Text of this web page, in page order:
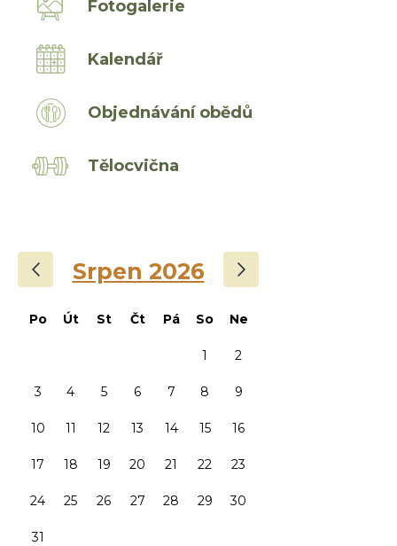
Fotogalerie
Kalendář
Objednávání obědů
Tělocvična
Srpen 2026
Po Út St Čt Pá So Ne
1 2
3 4 5 6 7 8 9
10 11 12 13 14 15 16
17 18 19 20 21 22 23
24 25 26 27 28 29 30
31